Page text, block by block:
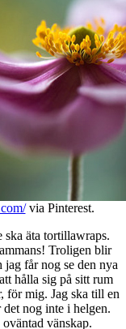
via Pinterest.
äta tortillawraps.
Troligen blir
får nog se den nya
hålla sig på sitt rum
för mig. Jag ska till en
nog inte i helgen.
vänskap.